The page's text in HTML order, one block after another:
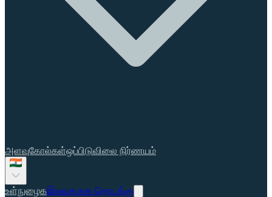
அளவுகோல்கள்ஒப்பிடுவிலை நிர்ணயம்
உள்நுழைகஇலவசமாக தொடங்கு